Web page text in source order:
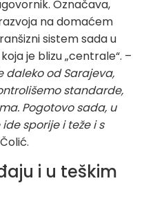
Označava,
na domaćem
sistem sada u
je blizu „centrale“. –
daleko od Sarajeva,
standarde,
Pogotovo sada, u
sporije i teže i s
i u teškim